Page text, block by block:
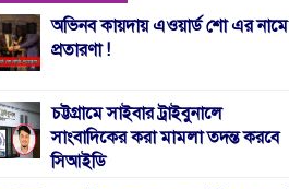
অভিনব কায়দায় এওয়ার্ড শো এর নামে
প্রতারণা !
চট্টগ্রামে সাইবার ট্রাইবুনালে
সাংবাদিকের করা মামলা তদন্ত করবে
সিআইডি